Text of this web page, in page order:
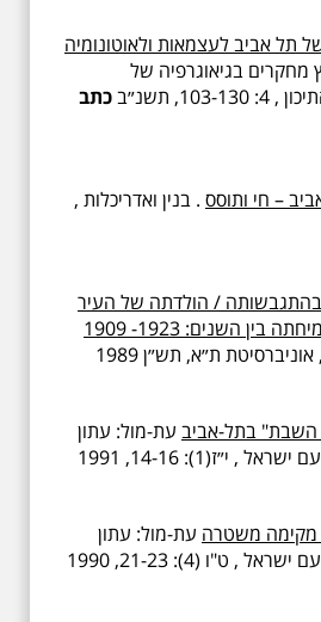
תל אביב לעצמאות ולאוטונומיה
מחקרים בגיאוגרפיה של
תשנ״ב
כתב
– חי ותוסס . בנין ואדריכלות ,
/ הולדתה של העיר
השנים: 1923- 1909
ת״א, תש״ן 1989
בתל-אביב עת-מול: עתון
י״ז(1): 14-16, 1991
מקימה משטרה עת-מול: עתון
, ט"ו (4): 21-23, 1990